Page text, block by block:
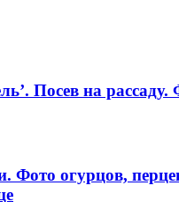
Посев на рассаду.
Фото огурцов,